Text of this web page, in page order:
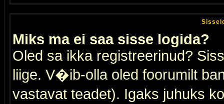
Miks ma ei saa sisse logida?
Oled sa ikka registreerinud?
liige. V�ib-olla oled foorumilt
vastavat teadet). Igaks juhuks